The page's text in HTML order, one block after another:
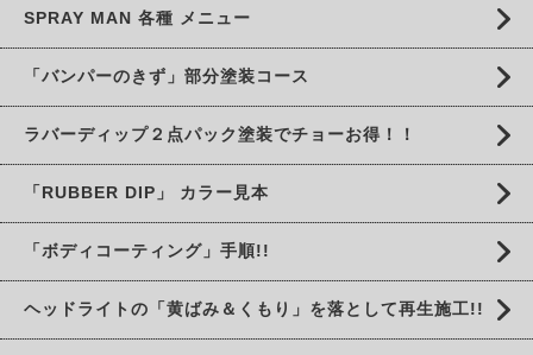
SPRAY MAN 各種 メニュー
「バンパーのきず」部分塗装コース
ラバーディップ２点パック塗装でチョーお得！！
「RUBBER DIP」 カラー見本
「ボディコーティング」手順!!
ヘッドライトの「黄ばみ＆くもり」を落として再生施工!!